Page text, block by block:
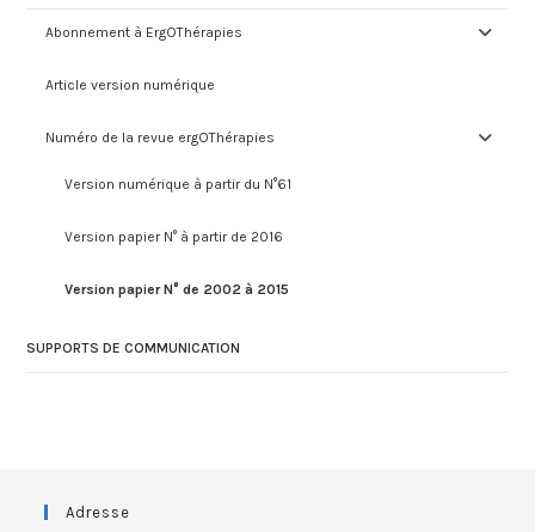
Abonnement à ErgOThérapies
Article version numérique
Numéro de la revue ergOThérapies
Version numérique à partir du N°61
Version papier N° à partir de 2016
Version papier N° de 2002 à 2015
SUPPORTS DE COMMUNICATION
Adresse